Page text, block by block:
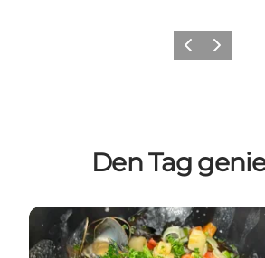
ZurückWeiter
Den Tag
Essen und Trinken in Silkeborg